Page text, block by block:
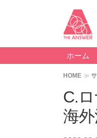
ホーム
HOME
C.
海